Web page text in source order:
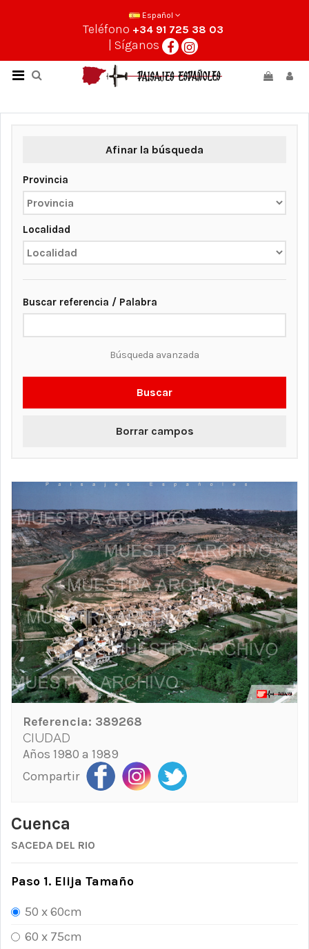
Español
Teléfono +34 91 725 38 03
| Síganos
Afinar la búsqueda
Provincia
Localidad
Buscar referencia / Palabra
Búsqueda avanzada
Buscar
Borrar campos
Referencia: 389268
CIUDAD
Años 1980 a 1989
Compartir
Cuenca
SACEDA DEL RIO
Paso 1. Elija Tamaño
50 x 60cm
60 x 75cm